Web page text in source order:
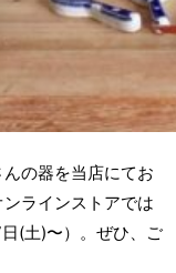
の器を当店にてお
ラインストアでは
(土)〜）。ぜひ、ご